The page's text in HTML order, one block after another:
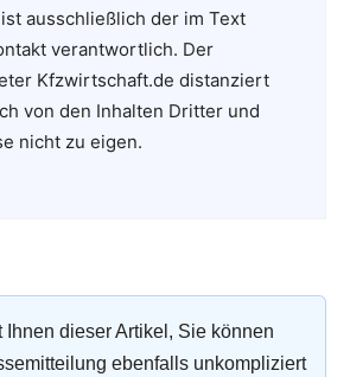
ausschließlich der im Text
verantwortlich. Der
Kfzwirtschaft.de distanziert
von den Inhalten Dritter und
nicht zu eigen.
Ihnen dieser Artikel, Sie können
ebenfalls unkompliziert